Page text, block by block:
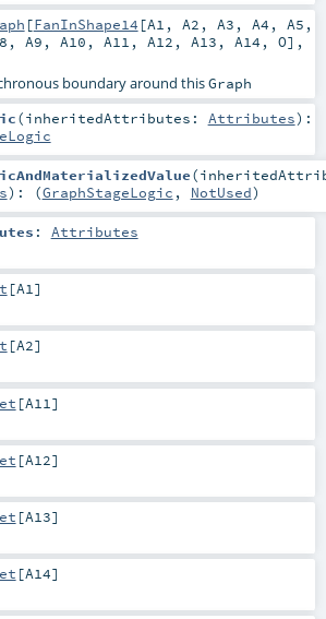
[FanInShape14 [A1 , A2 , A3 , A4 , A5 ,
, A9 , A10 , A11 , A12 , A13 , A14 , O],
boundary around thisGraph
(inheritedAttributes: Attributes) :
(
) : (GraphStageLogic , NotUsed)
: Attributes
[A1]
[A2]
[A11 ]
[A12]
[A13]
[A14]